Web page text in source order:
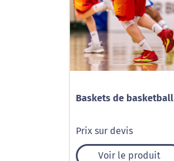
Baskets de basketball
Prix sur devis
Voir le produit